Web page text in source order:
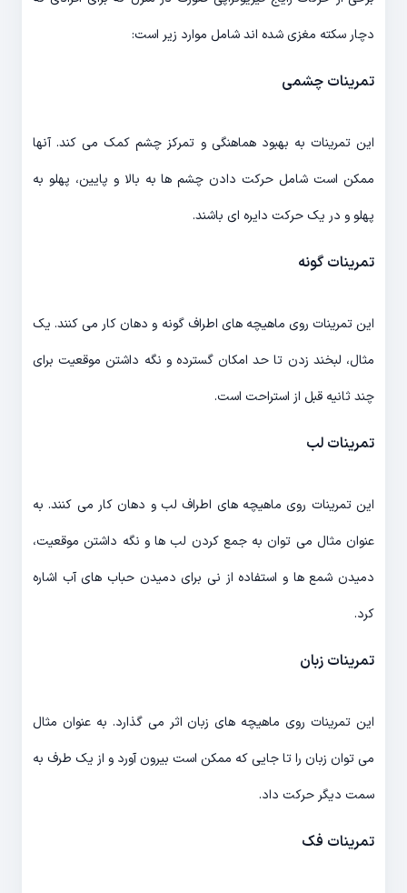
دچار سکته مغزی شده اند شامل موارد زیر است:
تمرینات چشمی
این تمرینات به بهبود هماهنگی و تمرکز چشم کمک می کند. آنها
ممکن است شامل حرکت دادن چشم ها به بالا و پایین، پهلو به
پهلو و در یک حرکت دایره ای باشند.
تمرینات گونه
این تمرینات روی ماهیچه های اطراف گونه و دهان کار می کنند. یک
مثال، لبخند زدن تا حد امکان گسترده و نگه داشتن موقعیت برای
چند ثانیه قبل از استراحت است.
تمرینات لب
این تمرینات روی ماهیچه های اطراف لب و دهان کار می کنند. به
عنوان مثال می توان به جمع کردن لب ها و نگه داشتن موقعیت،
دمیدن شمع ها و استفاده از نی برای دمیدن حباب های آب اشاره
کرد.
تمرینات زبان
این تمرینات روی ماهیچه های زبان اثر می گذارد. به عنوان مثال
می توان زبان را تا جایی که ممکن است بیرون آورد و از یک طرف به
سمت دیگر حرکت داد.
تمرینات فک